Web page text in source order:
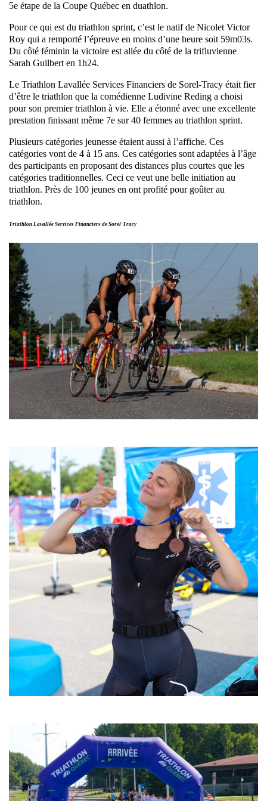
5e étape de la Coupe Québec en duathlon.
Pour ce qui est du triathlon sprint, c’est le natif de Nicolet Victor
Roy qui a remporté l’épreuve en moins d’une heure soit 59m03s.
Du côté féminin la victoire est allée du côté de la trifluvienne
Sarah Guilbert en 1h24.
Le Triathlon Lavallée Services Financiers de Sorel-Tracy était fier
d’être le triathlon que la comédienne Ludivine Reding a choisi
pour son premier triathlon à vie. Elle a étonné avec une excellente
prestation finissant même 7e sur 40 femmes au triathlon sprint.
Plusieurs catégories jeunesse étaient aussi à l’affiche. Ces
catégories vont de 4 à 15 ans. Ces catégories sont adaptées à l’âge
des participants en proposant des distances plus courtes que les
catégories traditionnelles. Ceci ce veut une belle initiation au
triathlon. Près de 100 jeunes en ont profité pour goûter au
triathlon.
Triathlon Lavallée Services Financiers de Sorel-Tracy